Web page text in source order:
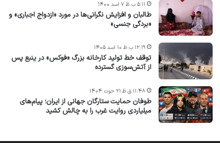
طالبان و افزایش نگرانی‌ها در مورد «ازدواج اجباری» و
«بردگی جنسی»
۵:۱۱ ب.ظ ۷ اسد ۱۴۰۰
توقف خط تولید کارخانه بزرگ «فوکس» در ینبع پس
از آتش‌سوزی گسترده
۱۲:۱۹ ب.ظ ۱۰ اسد ۱۴۰۵
طوفان حمایت ستارگان جهانی از ایران؛ پیام‌های
میلیاردی روایت غرب را به چالش کشید
۱۱:۴۸ ق.ظ ۲۱ حوت ۱۴۰۴